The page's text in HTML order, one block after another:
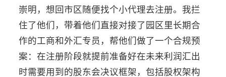
崇明，想回市区随便找个小代理去注册。我拦
住了他们，带着他们直接对接了园区里长期合
作的工商和外汇专员，帮他们做了一个合规预
案：在注册阶段就提前准备好在未来利润汇出
时需要用到的股东会决议框架，包括股权架构